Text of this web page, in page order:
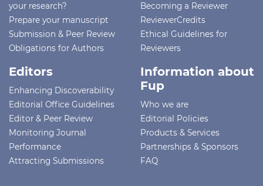
your research?
Prepare your manuscript
Submission & Peer Review
Obligations for Authors
Becoming a Reviewer
ReviewerCredits
Ethical Guidelines for
Reviewers
Editors
Enhancing Discoverability
Editorial Office Guidelines
Editor & Peer Review
Monitoring Journal
Performance
Attracting Submissions
Information about
Fup
Who we are
Editorial Policies
Products & Services
Partnerships & Sponsors
FAQ